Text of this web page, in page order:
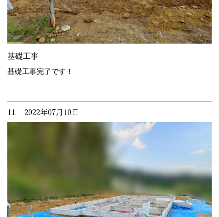
基礎工事
基礎工事完了です！
11. 2022年07月10日